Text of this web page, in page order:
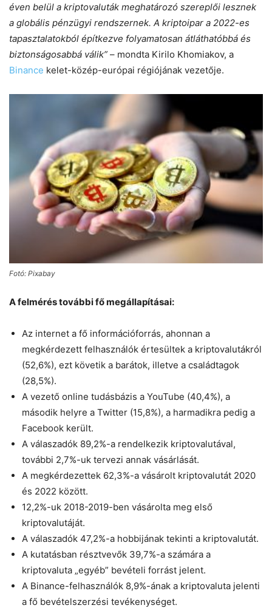
éven belül a kriptovaluták meghatározó szereplői lesznek
a globális pénzügyi rendszernek. A kriptoipar a 2022-es
tapasztalatokból építkezve folyamatosan átláthatóbbá és
biztonságosabbá válik” – mondta Kirilo Khomiakov, a
Binance kelet-közép-európai régiójának vezetője.
Fotó: Pixabay
A felmérés további fő megállapításai:
Az internet a fő információforrás, ahonnan a
megkérdezett felhasználók értesültek a kriptovalutákról
(52,6%), ezt követik a barátok, illetve a családtagok
(28,5%).
A vezető online tudásbázis a YouTube (40,4%), a
második helyre a Twitter (15,8%), a harmadikra pedig a
Facebook került.
A válaszadók 89,2%-a rendelkezik kriptovalutával,
további 2,7%-uk tervezi annak vásárlását.
A megkérdezettek 62,3%-a vásárolt kriptovalutát 2020
és 2022 között.
12,2%-uk 2018-2019-ben vásárolta meg első
kriptovalutáját.
A válaszadók 47,2%-a hobbijának tekinti a kriptovalutát.
A kutatásban résztvevők 39,7%-a számára a
kriptovaluta „egyéb” bevételi forrást jelent.
A Binance-felhasználók 8,9%-ának a kriptovaluta jelenti
a fő bevételszerzési tevékenységet.